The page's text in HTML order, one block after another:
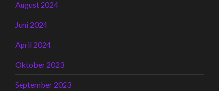
August 2024
Juni 2024
April 2024
Oktober 2023
September 2023